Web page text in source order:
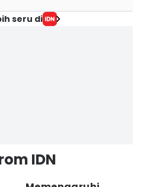
seru di
IDN